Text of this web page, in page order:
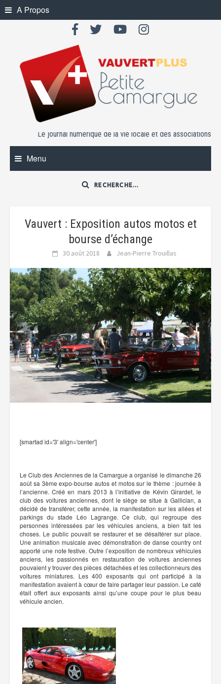
Skip
to
A Propos
Le journal numérique de la vie locale et des associations
Menu
Vauvert : Exposition autos motos et
bourse d’échange
30 août 2018 Jean-Pierre Trouillas
[smartad id='3' align='center']
Le Club des Anciennes de la Camargue a organisé le dimanche 26
août sa 3ème expo-bourse autos et motos sur le thème : journée à
l’ancienne. Créé en mars 2013 à l’initiative de Kévin Girardet, le
club des voitures anciennes, dont le siège se situe à Gallician, a
décidé de transférer, cette année, la manifestation sur les allées et
parkings du stade Léo Lagrange. Ce club, qui regroupe des
personnes intéressées par les véhicules anciens, a bien fait les
choses. Le public pouvait se restaurer et se désaltérer sur place.
Une animation musicale avec démonstration de danse country ont
apporté une note festive. Outre l’exposition de nombreux véhicules
anciens, les passionnés en restauration de voitures anciennes
pouvaient y trouver des pièces détachées et les collectionneurs des
voitures miniatures. Les 400 exposants qui ont participé à la
manifestation avaient à cœur de faire partager leur passion. Le café
était offert aux exposants ainsi qu’une coupe pour le plus beau
véhicule ancien.